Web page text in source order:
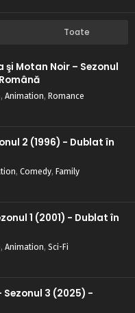
Toate
şi Motan Noir – Sezonul
, Animation, Romance
2 (1996) - Dublat în
, Comedy, Family
1 (2001) - Dublat în
, Animation, Sci-Fi
3 (2025) -